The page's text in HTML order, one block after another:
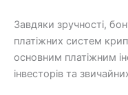
Завдяки зручності,
платіжних систем
основним платіжним
інвесторів та